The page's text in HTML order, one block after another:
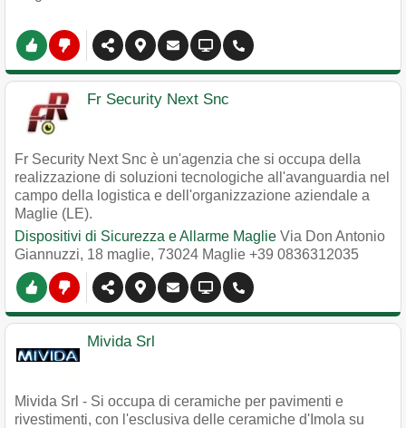
Fr Security Next Snc
Fr Security Next Snc è un'agenzia che si occupa della
realizzazione di soluzioni tecnologiche all'avanguardia nel
campo della logistica e dell'organizzazione aziendale a
Maglie (LE).
Dispositivi di Sicurezza e Allarme Maglie Via Don Antonio
Giannuzzi, 18 maglie, 73024 Maglie +39 0836312035
Mivida Srl
Mivida Srl - Si occupa di ceramiche per pavimenti e
rivestimenti, con l'esclusiva delle ceramiche d'Imola su